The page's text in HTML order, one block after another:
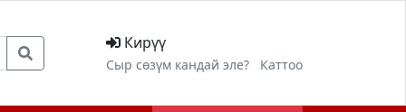
Кирүү
Сыр сөзүм кандай эле? Каттоо